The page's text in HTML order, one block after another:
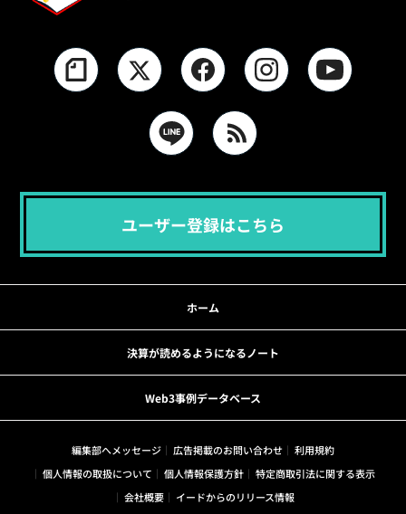
ユーザー登録はこちら
ホーム
決算が読めるようになるノート
Web3事例データベース
編集部へメッセージ 広告掲載のお問い合わせ
利用規約
個人情報の取扱について
個人情報保護方針
特定商取引法に関する表示
会社概要
イードからのリリース情報